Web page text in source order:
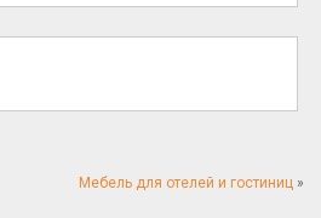
Мебель для отелей и гостиниц »